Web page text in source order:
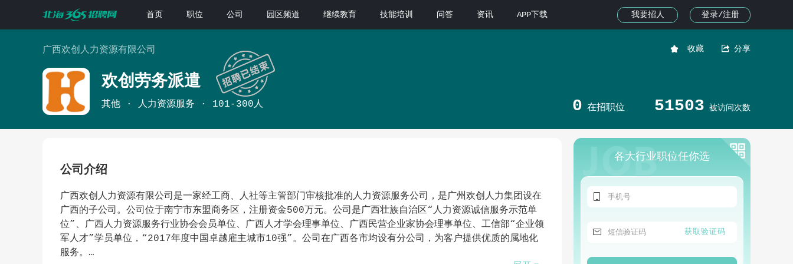
首页 职位 公司 园区频道 继续教育 技能培训 问答 资讯 APP下载 我要招人 登录/注册
广西欢创人力资源有限公司  收藏  分享
欢创劳务派遣
其他 人力资源服务 101-300人 0 在招职位 51503 被访问次数
公司介绍
广西欢创人力资源有限公司是一家经工商、人社等主管部门审核批准的人力资源服务公司，是广州欢创人力集团设在
广西的子公司。公司位于南宁市东盟商务区，注册资金500万元。公司是广西壮族自治区“人力资源诚信服务示范单
位”、广西人力资源服务行业协会会员单位、广西人才学会理事单位、广西民营企业家协会理事单位、工信部“企业领
军人才”学员单位，“2017年度中国卓越雇主城市10强”。公司在广西各市均设有分公司，为客户提供优质的属地化
服务。
各大行业职位任你选

 获取验证码